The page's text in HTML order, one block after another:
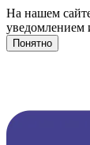
На нашем
уведомлением
Понятно